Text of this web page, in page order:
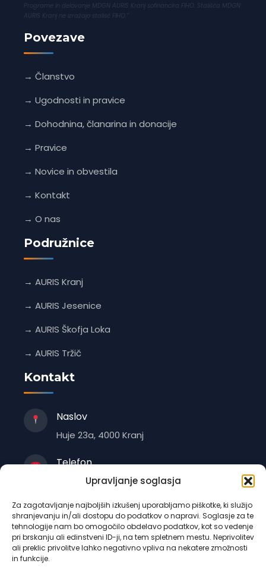
Upravljanje soglasja
Za zagotavljanje najboljših izkušenj uporabljamo piškotke, ki služijo
shranjevanju in/ali dostopu do podatkov o napravi. Soglasje za te
tehnologije nam bo omogočilo obdelavo podatkov, kot so vedenje
pri brskanju ali edinstveni ID-ji, na tem spletnem mestu. Neprivolitev
ali preklic privolitve lahko negativno vpliva na nekatere zmožnosti
in funkcije.
Programe in delovanje MDGN AURIS Kranj sofinancira FIHO. Stališča MDGN
AURIS Kranj ne izražajo stališč FIHO.”
Povezave
→ Članstvo
→ Ugodnosti in pravice
→ Dohodnina, članarina in donacije
→ Pravice
→ Novice in obvestila
→ Kontakt
→ O nas
Podružnice
→ AURIS Kranj
→ AURIS Jesenice
→ AURIS Škofja Loka
→ AURIS Tržič
Kontakt
Naslov
Huje 23a, 4000 Kranj
Telefon
+386 4 235 1470
E-pošta
info@auris.si
Delovni čas